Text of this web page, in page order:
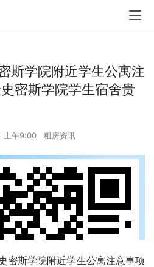
斯学院附近学生公寓注
密斯学院学生宿舍贵
上午9:00 租房资讯
密斯学院附近学生公寓注意事项